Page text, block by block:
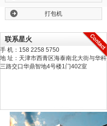
打包机
联系星火
手 机：158 2258 5750
地 址：天津市西青区海泰南北大街与华科
三路交口华鼎智地4号楼1门402室